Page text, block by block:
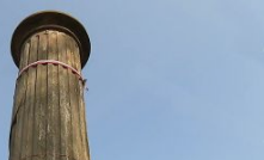
Było... nie minęło